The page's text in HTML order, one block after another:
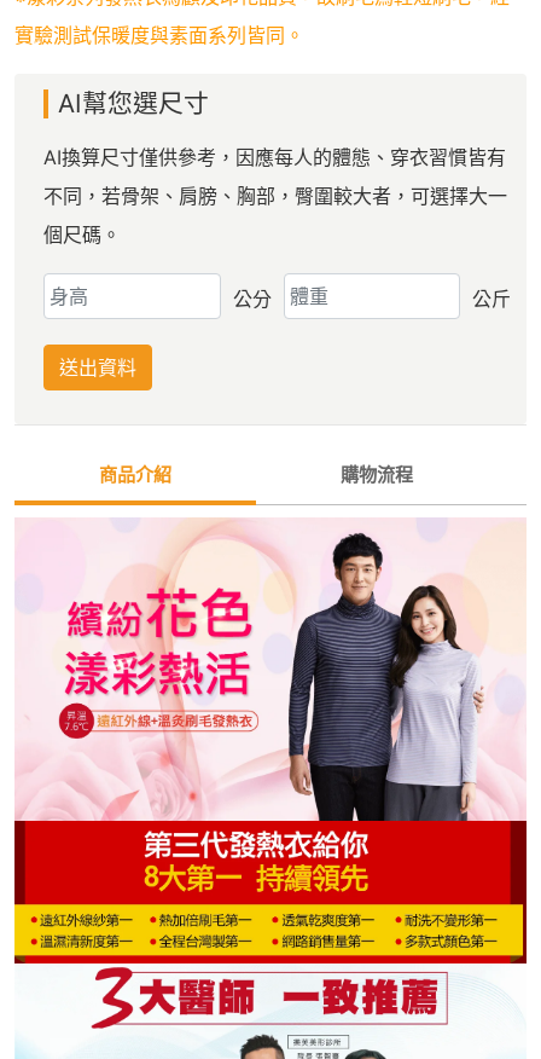
實驗測試保暖度與素面系列皆同。
AI幫您選尺寸
AI換算尺寸僅供參考，因應每人的體態、穿衣習慣皆有
不同，若骨架、肩膀、胸部，臀圍較大者，可選擇大一
個尺碼。
公分 公斤
送出資料
商品介紹 購物流程